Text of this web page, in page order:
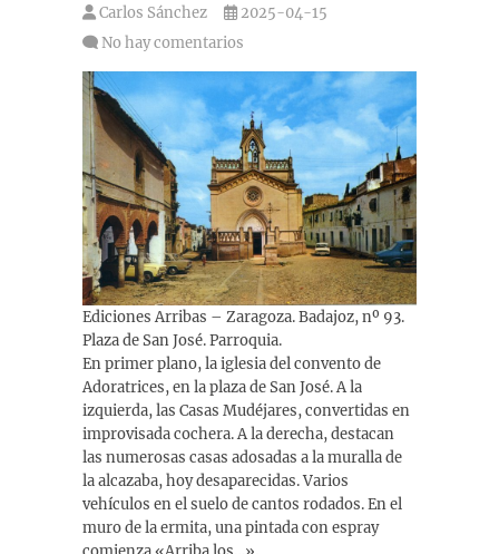
Carlos Sánchez
2025-04-15
No hay comentarios
Ediciones Arribas – Zaragoza. Badajoz, nº 93.
Plaza de San José. Parroquia.
En primer plano, la iglesia del convento de
Adoratrices, en la plaza de San José. A la
izquierda, las Casas Mudéjares, convertidas en
improvisada cochera. A la derecha, destacan
las numerosas casas adosadas a la muralla de
la alcazaba, hoy desaparecidas. Varios
vehículos en el suelo de cantos rodados. En el
muro de la ermita, una pintada con espray